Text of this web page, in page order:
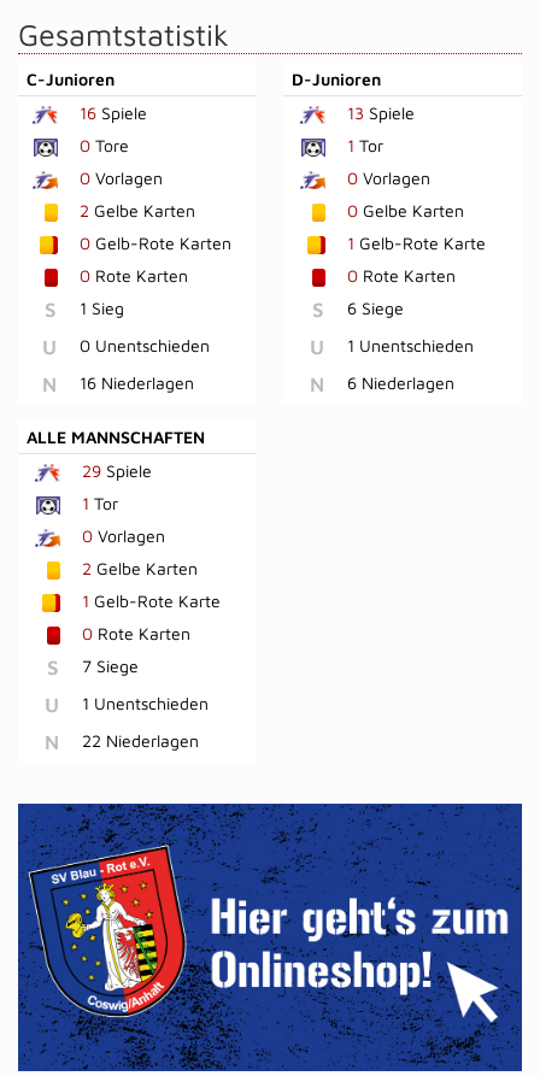
Gesamtstatistik
C-Junioren
16 Spiele
0 Tore
0 Vorlagen
2 Gelbe Karten
0 Gelb-Rote Karten
0 Rote Karten
S 1 Sieg
U 0 Unentschieden
N 16 Niederlagen
D-Junioren
13 Spiele
1 Tor
0Vorlagen
0Gelbe Karten
1 Gelb-Rote Karte
0Rote Karten
S 6 Siege
U 1 Unentschieden
N 6 Niederlagen
ALLE MANNSCHAFTEN
29 Spiele
1 Tor
0 Vorlagen
2 Gelbe Karten
1 Gelb-Rote Karte
0 Rote Karten
S 7 Siege
U 1 Unentschieden
N 22 Niederlagen